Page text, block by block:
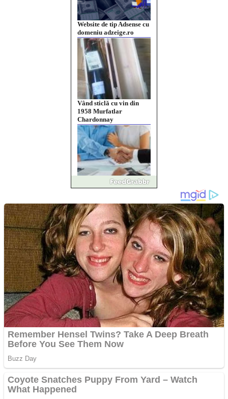
Website de tip Adsense cu
domeniu adzeige.ro
Vând sticlă cu vin din
1958 Murfatlar
Chardonnay
Împrumut si investitii
Ofera def între special
Vând domeniu+website
de publicitate de tip
Adsense